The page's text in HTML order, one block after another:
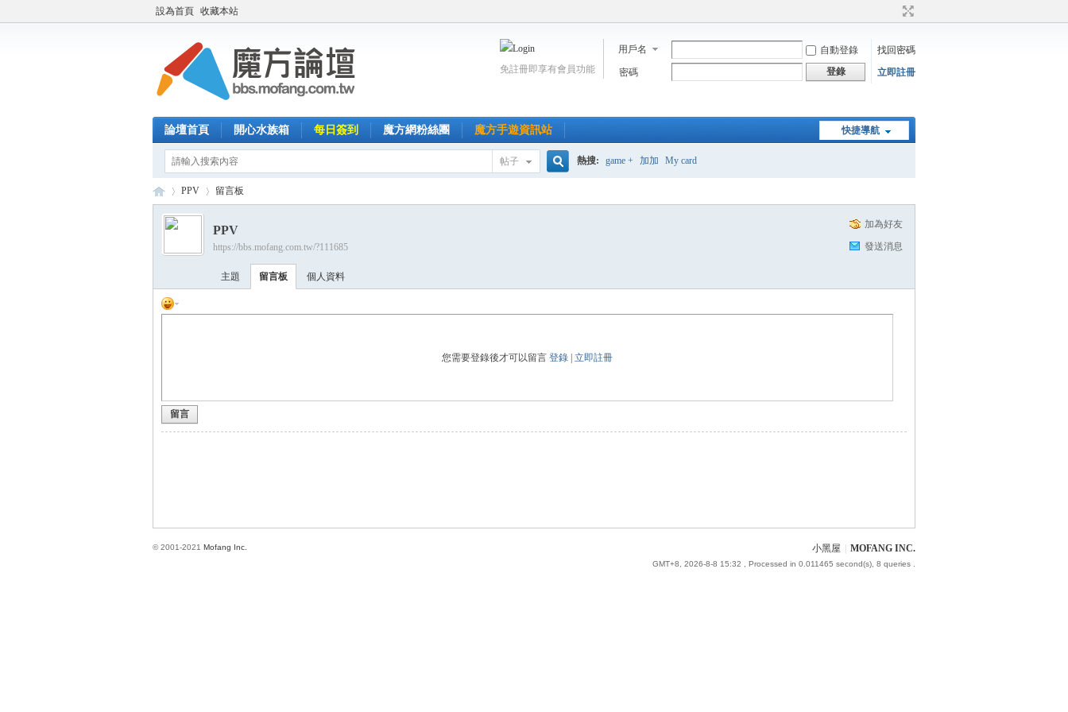
設為首頁 收藏本站
用戶名 自動登錄
找回密碼
密碼
登錄 立即註冊
免註冊即享有會員功能
快捷導航
論壇首頁 開心水族箱 每日簽到 魔方網粉絲團 魔方手遊資訊站
帖子 熱搜: game + 加加 My card
›
PPV
›
留言板
加為好友
發送消息
PPV
https://bbs.mofang.com.tw/?111685
主題 留言板 個人資料
您需要登錄後才可以留言登錄 |立即註冊
留言
小黑屋 MOFANG INC.
GMT+8, 2026-8-8 15:32 , Processed in 0.011465 second(s), 8 queries .
© 2001-2021 Mofang Inc.